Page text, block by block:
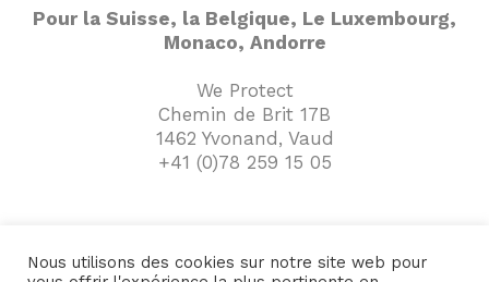
Pour la Suisse, la Belgique, Le Luxembourg,
Monaco, Andorre
We Protect
Chemin de Brit 17B
1462 Yvonand, Vaud
+41 (0)78 259 15 05
Nous utilisons des cookies sur notre site web pour